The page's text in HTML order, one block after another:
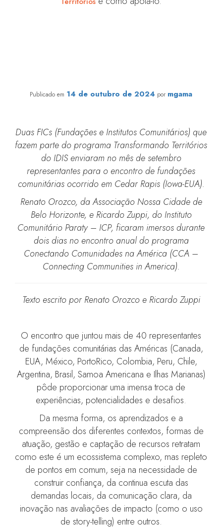
Publicado em 14 de outubro de 2024 por mgama
Duas FICs (Fundações e Institutos Comunitários) que
fazem parte do programa Transformando Territórios
do IDIS enviaram no mês de setembro
representantes para o encontro de fundações
comunitárias ocorrido em Cedar Rapis (Iowa-EUA).
Renato Orozco, da Associação Nossa Cidade de
Belo Horizonte, e Ricardo Zuppi, do Instituto
Comunitário Paraty – ICP, ficaram imersos durante
dois dias no encontro anual do programa
Conectando Comunidades na América (CCA –
Connecting Communities in America).
Texto escrito por Renato Orozco e Ricardo Zuppi
O encontro que juntou mais de 40 representantes
de fundações comunitárias das Américas (Canada,
EUA, México, PortoRico, Colombia, Peru, Chile,
Argentina, Brasil, Samoa Americana e Ilhas Marianas)
pôde proporcionar uma imensa troca de
experiências, potencialidades e desafios.
Da mesma forma, os aprendizados e a
compreensão dos diferentes contextos, formas de
atuação, gestão e captação de recursos retratam
como este é um ecossistema complexo, mas repleto
de pontos em comum, seja na necessidade de
construir confiança, da continua escuta das
demandas locais, da comunicação clara, da
inovação nas avaliações de impacto (como o uso
de story-telling) entre outros.